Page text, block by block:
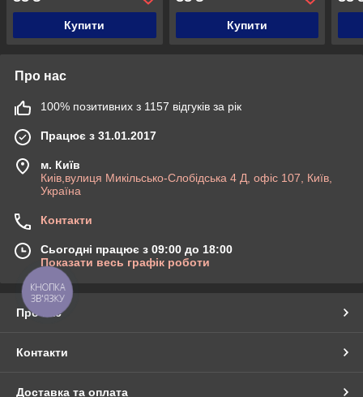
Купити Купити
Про нас
100% позитивних з 1157 відгуків за рік
Працює з 31.01.2017
м. Київ
Киів,вулиця Микільсько-Слобідська 4 Д, офіс 107, Київ,
Україна
Контакти
Сьогодні працює з 09:00 до 18:00
Показати весь графік роботи
Про нас
Контакти
Доставка та оплата
КНОПКА
ЗВ'ЯЗКУ